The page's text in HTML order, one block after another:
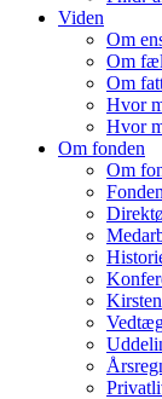
Viden
Om
Om
Om
Hvor
Hvor
Om fonden
Om